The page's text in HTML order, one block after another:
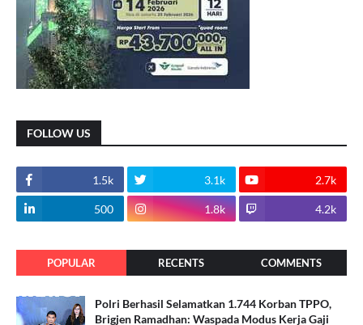
FOLLOW US
1.5k 3.1k 2.7k
500 1.8k 4.2k
POPULAR RECENTS COMMENTS
Polri Berhasil Selamatkan 1.744 Korban TPPO,
Brigjen Ramadhan: Waspada Modus Kerja Gaji